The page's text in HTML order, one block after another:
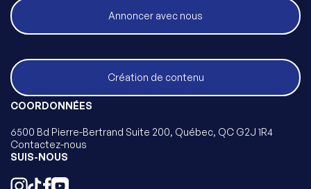
Annoncer avec nous
Création de contenu
COORDONNÉES
6500 Bd Pierre-Bertrand Suite 200, Québec, QC G2J 1R4
Contactez-nous
SUIS-NOUS